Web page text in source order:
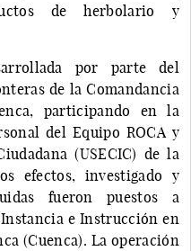
de herbolario y
por parte del
de la Comandancia
participando en la
del Equipo ROCA y
(USECIC) de la
efectos, investigado y
fueron puestos a
Instancia e Instrucción en
(Cuenca). La operación